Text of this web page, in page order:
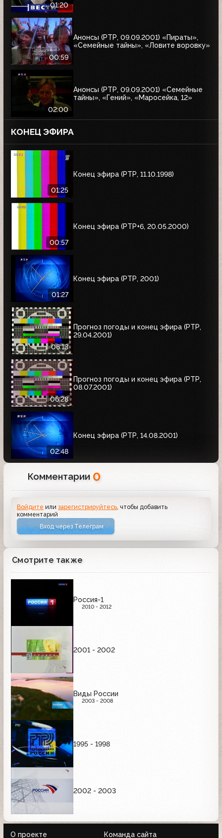
01:20
00:59
Анонсы (РТР, 09.09.2001) «Пираты»,
«Семейные тайны», «Ловите воровку»
02:00
Анонсы (РТР, 09.09.2001) «Семейные
тайны», «Гений», «Маросейка, 12»
КОНЕЦ ЭФИРА
01:25
Конец эфира (РТР, 11.10.1998)
00:57
Конец эфира (РТР+6, 20.05.2000)
01:27
Конец эфира (РТР, 2001)
06:13
Прогноз погоды и конец эфира (РТР,
29.04.2001)
06:28
Прогноз погоды и конец эфира (РТР,
08.07.2001)
02:48
Конец эфира (РТР, 14.08.2001)
Комментарии 0
Войдите илизарегистрируйтесь, чтобы добавить
комментарий
Вход через Телеграм
Смотрите также
Россия-1
2010 - 2012
2001 - 2002
Виды России
2003 - 2008
1995 - 1998
2002 - 2003
О проекте Команда сайта